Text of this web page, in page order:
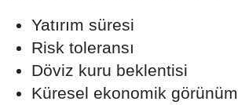
Yatırım süresi
Risk toleransı
Döviz kuru beklentisi
Küresel ekonomik görünüm